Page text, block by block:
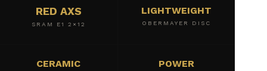
RED AXS
SRAM E1 2×12
LIGHTWEIGHT
OBERMAYER DISC
CERAMIC POWER